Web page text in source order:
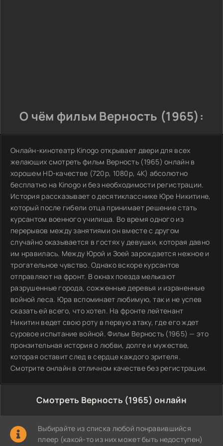
О чём фильм Верность (1965):
Онлайн-кинотеатр Kinogo открывает двери для всех
желающих смотреть фильм Верность (1965) онлайн в
хорошем HD-качестве (720p, 1080p, 4К) абсолютно
бесплатно на Kinogo и без необходимости регистрации.
История рассказывает о десятикласснике Юре Никитине,
который после гибели отца принимает решение стать
курсантом военного училища. Во время одного из
перерывов между занятиями он вместе с другом
случайно оказывается в гостях у девушки, которая давно
им нравилась. Между Юрой и Зоей зарождается нежное и
трогательное чувство. Однако вскоре курсантов
отправляют на фронт. В окнах поезда мелькают
разрушенные города, сожженные деревья и израненные
войной леса. Юра вспоминает любимую, так и не успев
сказать ей всего, что хотел. На фронте лейтенант
Никитин ведет свою роту в первую атаку, где его ждет
суровое испытание войной. Фильм Верность (1965) — это
пронзительная история о любви, долге и мужестве,
которая оставит след в сердце каждого зрителя.
Смотрите онлайн в отличном качестве без регистрации.
Смотреть Верность (1965) онлайн
Выбирайте из списка любой понравившийся
плеер (какой-то из них может быть недоступен)